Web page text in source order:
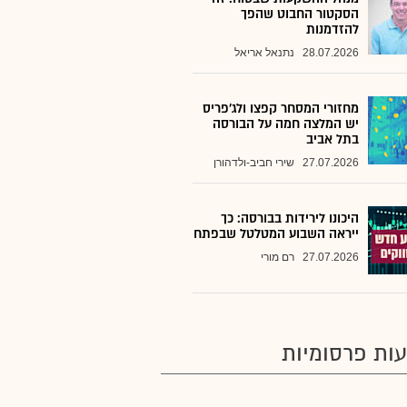
הסקטור החבוט שהפך
להזדמנות
28.07.2026 נתנאל אריאל
מחזורי המסחר קפצו ולג'פריס
יש המלצה חמה על הבורסה
בתל אביב
27.07.2026 שירי חביב-ולדהורן
היכונו לירידות בבורסה: כך
ייראה השבוע המטלטל שבפתח
27.07.2026 רם מורי
פרסומיות